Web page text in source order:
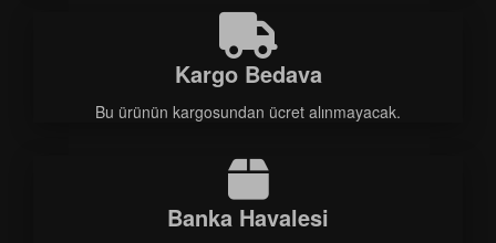
Kargo Bedava
Bu ürünün kargosundan ücret alınmayacak.
Banka Havalesi